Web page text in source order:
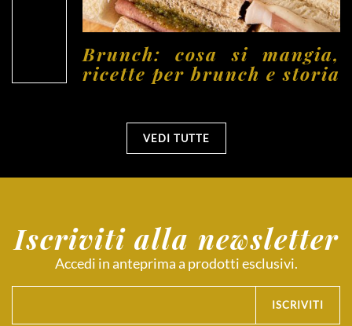
Brunch: cosa si mangia,
ricette per brunch e storia
VEDI TUTTE
Iscriviti alla newsletter
Accedi in anteprima a prodotti esclusivi.
ISCRIVITI